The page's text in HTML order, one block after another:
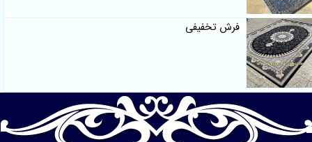
فرش تخفیفی